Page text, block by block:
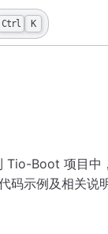
Ctrl K
Tio-Boot 项目中
码示例及相关说